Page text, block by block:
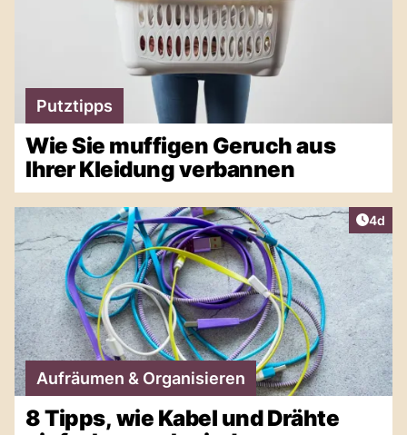
Putztipps
Wie Sie muffigen Geruch aus
Ihrer Kleidung verbannen
4d
Aufräumen & Organisieren
8 Tipps, wie Kabel und Drähte